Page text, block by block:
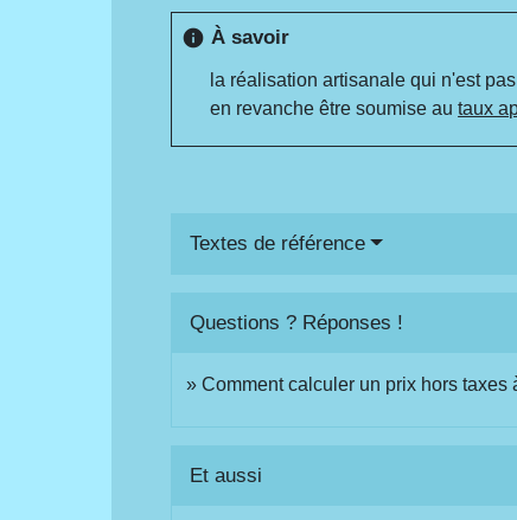
info À savoir
la réalisation artisanale qui n'est
en revanche être soumise autaux
Textes de référence
Questions ? Réponses !
Comment calculer un prix hors taxes
Et aussi